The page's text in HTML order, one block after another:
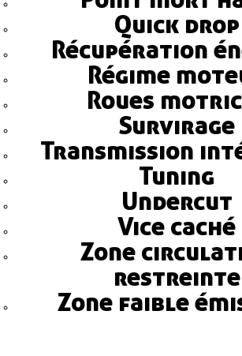
Quick drop
Récupération
Régime
Roues
Survirage
Transmission
Tuning
Undercut
Vice caché
Zone
restreinte
Zone faible